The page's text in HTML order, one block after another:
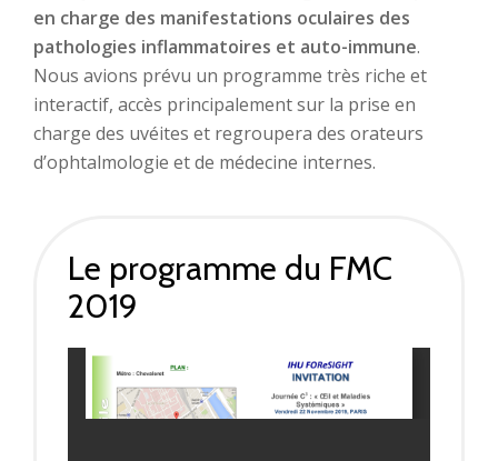
en charge des manifestations oculaires des
pathologies inflammatoires et auto-immune.
Nous avions prévu un programme très riche et
interactif, accès principalement sur la prise en
charge des uvéites et regroupera des orateurs
d’ophtalmologie et de médecine internes.
Le programme du FMC
2019